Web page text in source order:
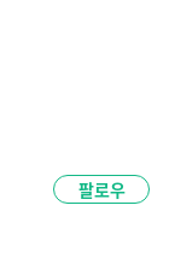
팔로우